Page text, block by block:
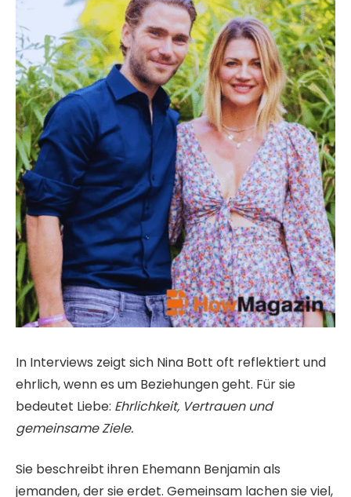
In Interviews zeigt sich Nina Bott oft reflektiert und
ehrlich, wenn es um Beziehungen geht. Für sie
bedeutet Liebe: Ehrlichkeit, Vertrauen und
gemeinsame Ziele.
Sie beschreibt ihren Ehemann Benjamin als
jemanden, der sie erdet. Gemeinsam lachen sie viel,